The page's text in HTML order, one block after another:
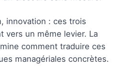
innovation : ces trois
vers un même levier. La
comment traduire ces
managériales concrètes.